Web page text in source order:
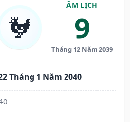
🐓
ÂM LỊCH
9
Tháng 12 Năm 2039
Tháng 1 Năm 2040